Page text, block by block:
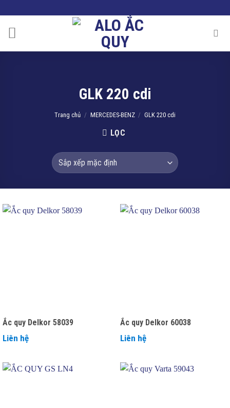
to
content
GLK 220 cdi
Trang chủ / MERCEDES-BENZ / GLK 220 cdi
LỌC
Ắc quy Delkor 58039
Liên hệ
Ắc quy Delkor 60038
Liên hệ